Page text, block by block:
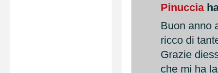
Pinuccia
Buon anno
ricco di
Grazie
che mi ha